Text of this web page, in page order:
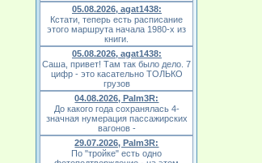
05.08.2026, agat1438:
Кстати, теперь есть расписание
этого маршрута начала 1980-х из
книги.
05.08.2026, agat1438:
Саша, привет! Там так было дело. 7
цифр - это касательно ТОЛЬКО
грузов
04.08.2026, Palm3R:
До какого года сохранялась 4-
значная нумерация пассажирских
вагонов -
29.07.2026, Palm3R:
По "тройке" есть одно